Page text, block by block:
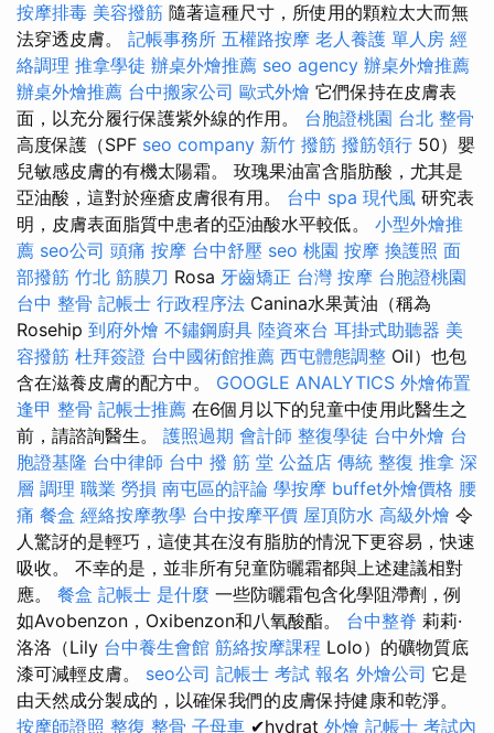
按摩排毒 美容撥筋 隨著這種尺寸，所使用的顆粒太大而無
法穿透皮膚。 記帳事務所 五權路按摩 老人養護 單人房 經
絡調理 推拿學徒 辦桌外燴推薦 seo agency 辦桌外燴推薦
辦桌外燴推薦 台中搬家公司 歐式外燴 它們保持在皮膚表
面，以充分履行保護紫外線的作用。 台胞證桃園 台北 整骨
高度保護（SPF seo company 新竹 撥筋 撥筋領行 50）嬰
兒敏感皮膚的有機太陽霜。 玫瑰果油富含脂肪酸，尤其是
亞油酸，這對於痤瘡皮膚很有用。 台中 spa 現代風 研究表
明，皮膚表面脂質中患者的亞油酸水平較低。 小型外燴推
薦 seo公司 頭痛 按摩 台中舒壓 seo 桃園 按摩 換護照 面
部撥筋 竹北 筋膜刀 Rosa 牙齒矯正 台灣 按摩 台胞證桃園
台中 整骨 記帳士 行政程序法 Canina水果黃油（稱為
Rosehip 到府外燴 不鏽鋼廚具 陸資來台 耳掛式助聽器 美
容撥筋 杜拜簽證 台中國術館推薦 西屯體態調整 Oil）也包
含在滋養皮膚的配方中。 GOOGLE ANALYTICS 外燴佈置
逢甲 整骨 記帳士推薦 在6個月以下的兒童中使用此醫生之
前，請諮詢醫生。 護照過期 會計師 整復學徒 台中外燴 台
胞證基隆 台中律師 台中 撥 筋 堂 公益店 傳統 整復 推拿 深
層 調理 職業 勞損 南屯區的評論 學按摩 buffet外燴價格 腰
痛 餐盒 經絡按摩教學 台中按摩平價 屋頂防水 高級外燴 令
人驚訝的是輕巧，這使其在沒有脂肪的情況下更容易，快速
吸收。 不幸的是，並非所有兒童防曬霜都與上述建議相對
應。 餐盒 記帳士 是什麼 一些防曬霜包含化學阻滯劑，例
如Avobenzon，Oxibenzon和八氧酸酯。 台中整脊 莉莉·
洛洛（Lily 台中養生會館 筋絡按摩課程 Lolo）的礦物質底
漆可減輕皮膚。 seo公司 記帳士 考試 報名 外燴公司 它是
由天然成分製成的，以確保我們的皮膚保持健康和乾淨。
按摩師證照 整復 整骨 子母車 ✔hydrat 外燴 記帳士 考試內